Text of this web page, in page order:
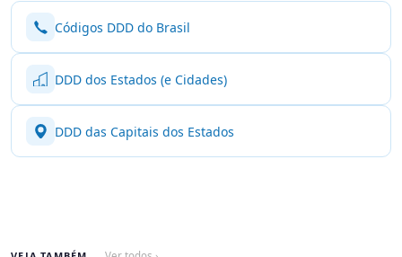
Códigos DDD do Brasil
DDD dos Estados (e Cidades)
DDD das Capitais dos Estados